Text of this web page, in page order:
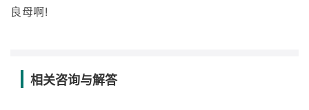
良母啊!
相关咨询与解答